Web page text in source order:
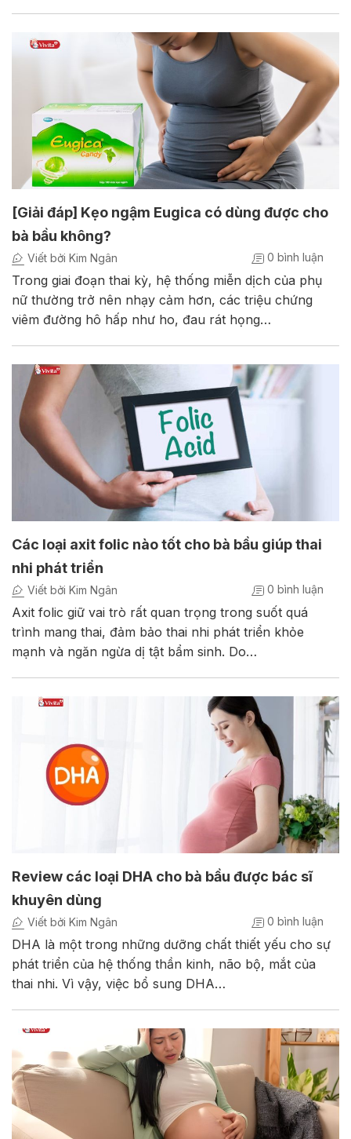
[Giải đáp] Kẹo ngậm Eugica có dùng được cho
bà bầu không?
Viết bởi Kim Ngân 0 bình luận
Trong giai đoạn thai kỳ, hệ thống miễn dịch của phụ
nữ thường trở nên nhạy cảm hơn, các triệu chứng
viêm đường hô hấp như ho, đau rát họng…
Các loại axit folic nào tốt cho bà bầu giúp thai
nhi phát triển
Viết bởi Kim Ngân 0 bình luận
Axit folic giữ vai trò rất quan trọng trong suốt quá
trình mang thai, đảm bảo thai nhi phát triển khỏe
mạnh và ngăn ngừa dị tật bẩm sinh. Do…
Review các loại DHA cho bà bầu được bác sĩ
khuyên dùng
Viết bởi Kim Ngân 0 bình luận
DHA là một trong những dưỡng chất thiết yếu cho sự
phát triển của hệ thống thần kinh, não bộ, mắt của
thai nhi. Vì vậy, việc bổ sung DHA…